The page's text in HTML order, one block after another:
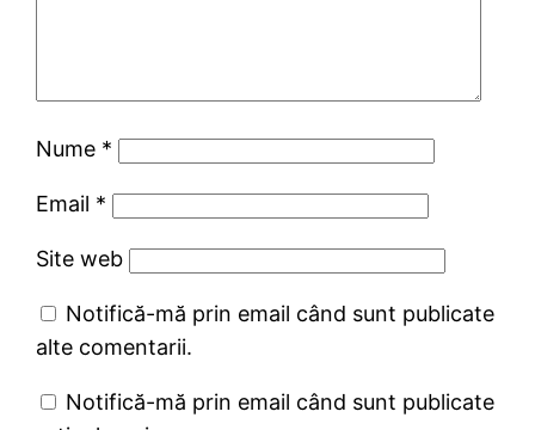
Nume *
Email *
Site web
Notifică-mă prin email când sunt publicate
alte comentarii.
Notifică-mă prin email când sunt publicate